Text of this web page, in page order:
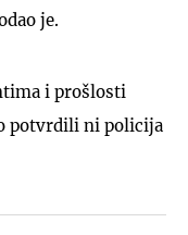
je.
i prošlosti
potvrdili ni policija